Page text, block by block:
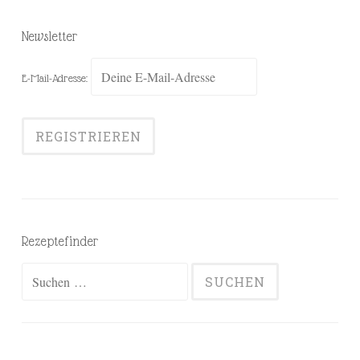
Newsletter
E-Mail-Adresse:
Rezeptefinder